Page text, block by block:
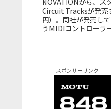
Circuit Tracksが発売
円）。同社が発売し
うMIDIコントローラ
スポンサーリンク